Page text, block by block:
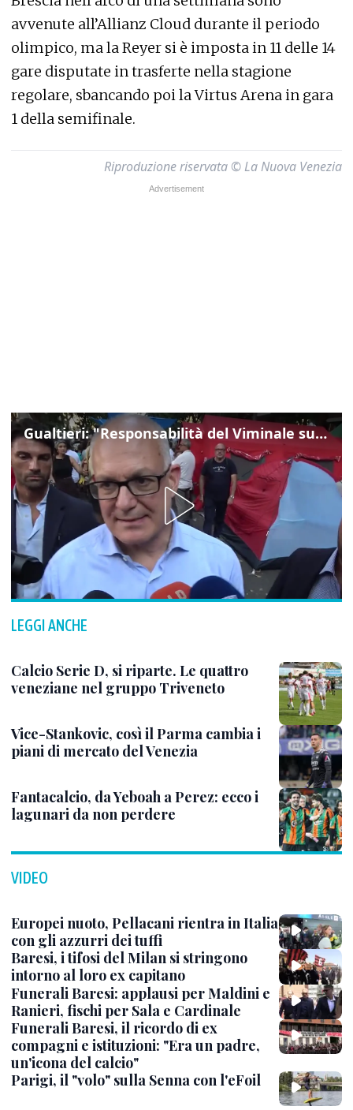
avvenute all’Allianz Cloud durante il periodo
olimpico, ma la Reyer si è imposta in 11 delle 14
gare disputate in trasferte nella stagione
regolare, sbancando poi la Virtus Arena in gara
1 della semifinale.
Riproduzione riservata © La Nuova Venezia
Gualtieri: "Responsabilità del Viminale su Spin Time? La posizione dei partiti è nota"
LEGGI ANCHE
Calcio Serie D, si riparte. Le quattro
veneziane nel gruppo Triveneto
Vice-Stankovic, così il Parma cambia i
piani di mercato del Venezia
Fantacalcio, da Yeboah a Perez: ecco i
lagunari da non perdere
VIDEO
Europei nuoto, Pellacani rientra in Italia
con gli azzurri dei tuffi
Baresi, i tifosi del Milan si stringono
intorno al loro ex capitano
Funerali Baresi: applausi per Maldini e
Ranieri, fischi per Sala e Cardinale
Funerali Baresi, il ricordo di ex
compagni e istituzioni: "Era un padre,
un'icona del calcio"
Parigi, il "volo" sulla Senna con l'eFoil